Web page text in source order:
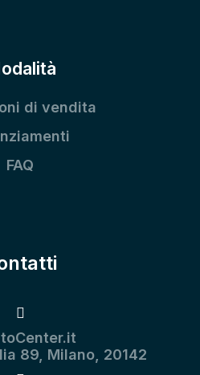
di vendita
FAQ
89, Milano, 20142